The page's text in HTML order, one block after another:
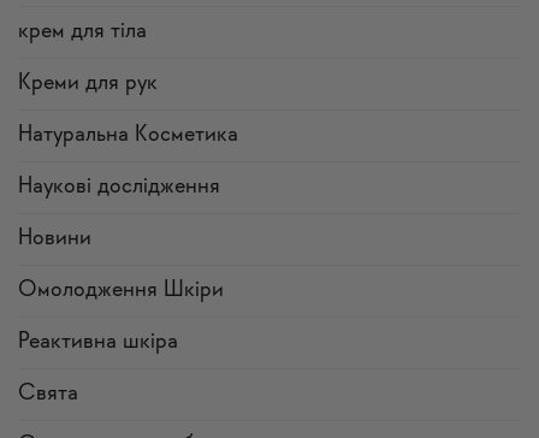
крем для тіла
Креми для рук
Натуральна Косметика
Наукові дослідження
Новини
Омолодження Шкіри
Реактивна шкіра
Свята